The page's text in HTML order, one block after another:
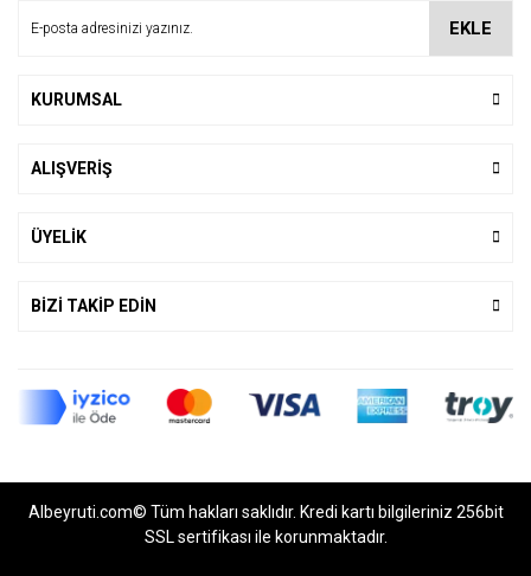
EKLE
KURUMSAL
ALIŞVERİŞ
ÜYELİK
BİZİ TAKİP EDİN
Albeyruti.com© Tüm hakları saklıdır. Kredi kartı bilgileriniz 256bit
SSL sertifikası ile korunmaktadır.